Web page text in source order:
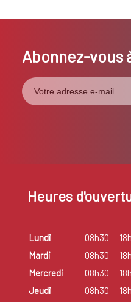
Abonnez-vous
Heures
Lundi 08h30
Mardi
08h30
Mercredi
08h30
Jeudi
08h30